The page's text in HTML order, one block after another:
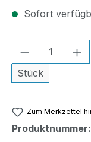
Sofort
Produkt
Stück
Zum Merkzettel
Produktnummer: